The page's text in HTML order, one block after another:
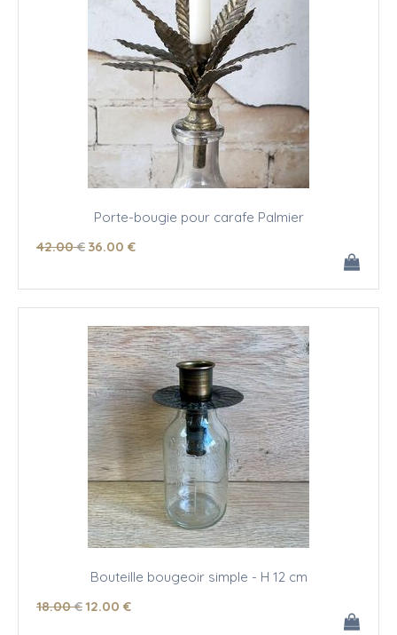
Porte-bougie pour carafe Palmier
42.00 € 36.00 €
Bouteille bougeoir simple - H 12 cm
18.00 €12.00 €